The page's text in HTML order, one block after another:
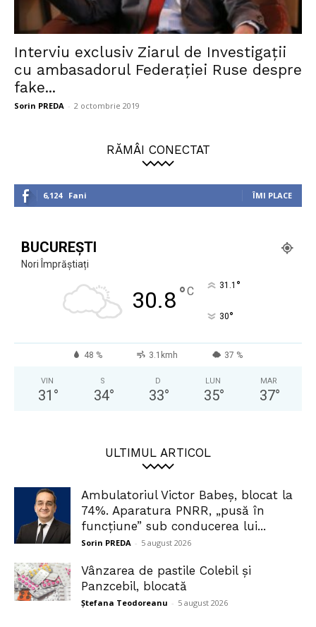
Interviu exclusiv Ziarul de Investigații
cu ambasadorul Federației Ruse despre
fake...
Sorin PREDA - 2 octombrie 2019
RĂMÂI CONECTAT
6,124 Fani ÎMI PLACE
BUCUREȘTI
Nori Împrăștiați
30.8°C 31.1 °
30°
48 % 3.1kmh 37 %
VIN
31 °
S
34°
D
33°
LUN
35°
MAR
37°
ULTIMUL ARTICOL
Ambulatoriul Victor Babeș, blocat la
74%. Aparatura PNRR, „pusă în
funcțiune” sub conducerea lui...
Sorin PREDA - 5 august 2026
Vânzarea de pastile Colebil și
Panzcebil, blocată
Ștefana Teodoreanu - 5 august 2026